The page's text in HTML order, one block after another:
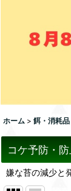
ホーム > 餌・消耗品
コケ予防・防
嫌な苔の減少と